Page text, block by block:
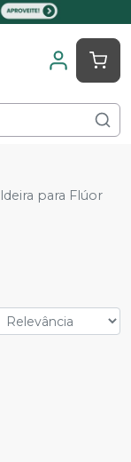
para Flúor